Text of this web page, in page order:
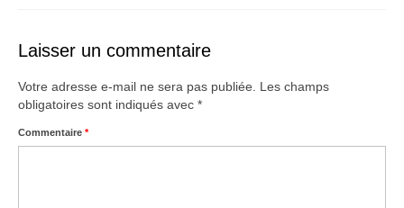
À propos
Blog
Galerie
Laisser un commentaire
Votre adresse e-mail ne sera pas publiée.
Les champs
obligatoires sont indiqués avec *
Commentaire *